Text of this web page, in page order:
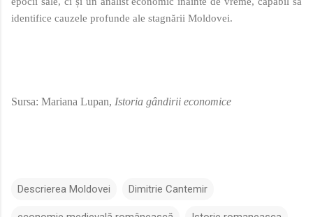
identifice cauzele profunde ale stagnării Moldovei.
Sursa: Mariana Lupan, Istoria gândirii economice
Descrierea Moldovei Dimitrie Cantemir